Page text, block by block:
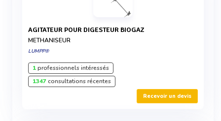
AGITATEUR POUR DIGESTEUR BIOGAZ
METHANISEUR
LUMPP®
1professionnels intéressés
1347consultations récentes
Recevoir un devis